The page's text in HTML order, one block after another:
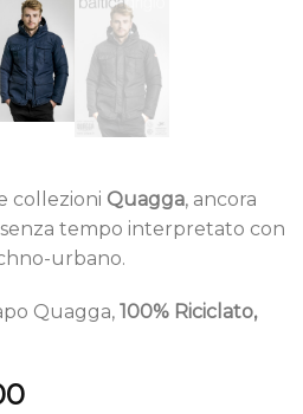
collezioni Quagga, ancora
senza tempo interpretato con
urbano.
Quagga, 100% Riciclato,